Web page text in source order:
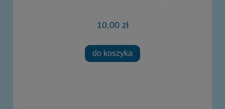
10,00 zł
do koszyka